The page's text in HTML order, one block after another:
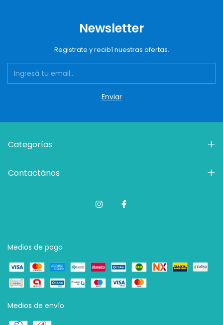
Newsletter
Registrate y recibí nuestras ofertas.
Categorías
Contactános
Medios de pago
Medios de envío